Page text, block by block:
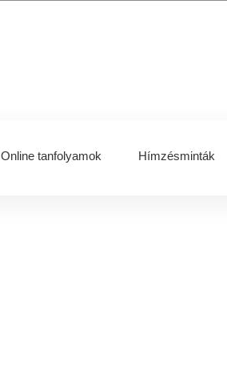
Online tanfolyamok Hímzésminták